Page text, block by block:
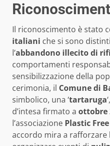
Il riconoscimento è stato
italiani che si sono
l’abbandono illecito di
comportamenti
sensibilizzazione della
cerimonia, il Comune di
simbolico, una ‘tartaruga
d’intesa firmato a ottobre
l’associazione Plastic
accordo mira a rafforzare